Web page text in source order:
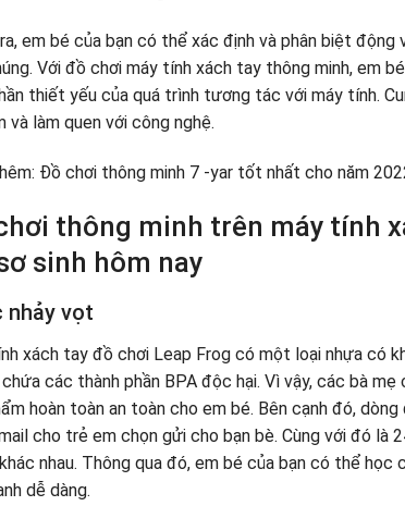
ra, em bé của bạn có thể xác định và phân biệt
Với đồ chơi máy tính xách tay thông minh, em
thiết yếu của quá trình tương tác với máy tính.
và làm quen với công nghệ.
Đồ chơi thông minh 7 -yar tốt nhất cho năm
thông minh trên máy tính
sinh hôm nay
nhảy vọt
xách tay đồ chơi Leap Frog có một loại nhựa có
các thành phần BPA độc hại. Vì vậy, các bà
hoàn toàn an toàn cho em bé. Bên cạnh đó,
cho trẻ em chọn gửi cho bạn bè. Cùng với đó
nhau. Thông qua đó, em bé của bạn có thể học
dễ dàng.